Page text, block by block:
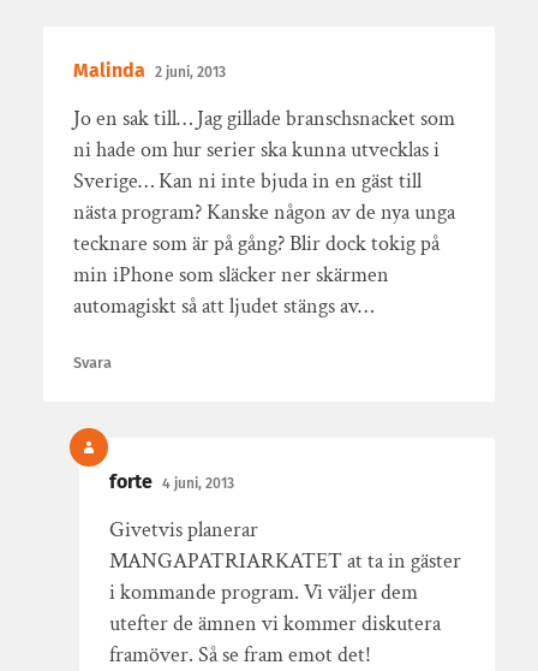
Malinda 2 juni, 2013
Jo en sak till… Jag gillade branschsnacket som
ni hade om hur serier ska kunna utvecklas i
Sverige… Kan ni inte bjuda in en gäst till
nästa program? Kanske någon av de nya unga
tecknare som är på gång? Blir dock tokig på
min iPhone som släcker ner skärmen
automagiskt så att ljudet stängs av…
Svara
forte 4 juni, 2013
Givetvis planerar
MANGAPATRIARKATET at ta in gäster
i kommande program. Vi väljer dem
utefter de ämnen vi kommer diskutera
framöver. Så se fram emot det!